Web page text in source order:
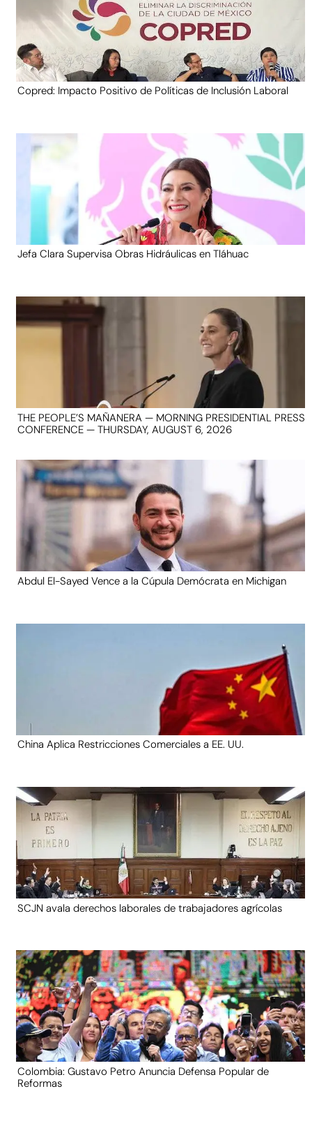
Copred: Impacto Positivo de Políticas de Inclusión Laboral
Jefa Clara Supervisa Obras Hidráulicas en Tláhuac
THE PEOPLE’S MAÑANERA — MORNING PRESIDENTIAL PRESS
CONFERENCE — THURSDAY, AUGUST 6, 2026
Abdul El-Sayed Vence a la Cúpula Demócrata en Michigan
China Aplica Restricciones Comerciales a EE. UU.
SCJN avala derechos laborales de trabajadores agrícolas
Colombia: Gustavo Petro Anuncia Defensa Popular de
Reformas